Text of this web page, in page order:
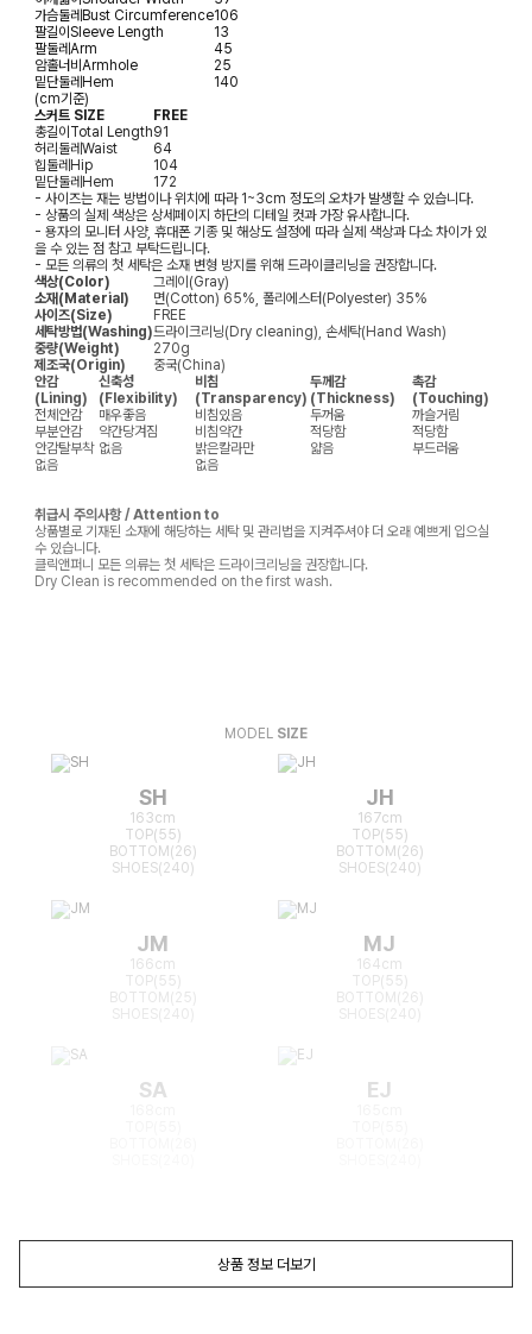
가슴둘레Bust Circumference106
팔길이Sleeve Length
13
팔둘레Arm
45
암홀너비Armhole
25
밑단둘레Hem
140
(cm기준)
스커트 SIZE
FREE
총길이Total Length91
허리둘레Waist
64
힙둘레Hip
104
밑단둘레Hem
172
- 사이즈는 재는 방법이나 위치에 따라 1~3cm 정도의 오차가 발생할 수 있습니다.
- 상품의 실제 색상은 상세페이지 하단의 디테일 컷과 가장 유사합니다.
- 용자의 모니터 사양, 휴대폰 기종 및 해상도 설정에 따라 실제 색상과 다소 차이가 있
을 수 있는 점 참고 부탁드립니다.
- 모든 의류의 첫 세탁은 소재 변형 방지를 위해 드라이클리닝을 권장합니다.
색상(Color)
그레이(Gray)
소재(Material)
면(Cotton) 65%, 폴리에스터(Polyester) 35%
사이즈(Size)
FREE
세탁방법(Washing)드라이크리닝(Dry cleaning), 손세탁(Hand Wash)
중량(Weight)
270g
제조국(Origin)
중국(China)
안감
(Lining)
신축성
(Flexibility)
비침
(Transparency)
두께감
(Thickness)
촉감
(Touching)
전체안감
매우좋음 비침있음 두꺼움
까슬거림
부분안감
약간당겨짐 비침약간 적당함
적당함
안감탈부착 없음 밝은칼라만 얇음
부드러움
없음
없음
취급시 주의사항 / Attention to
상품별로 기재된 소재에 해당하는 세탁 및 관리법을 지켜주셔야 더 오래 예쁘게 입으실
수 있습니다.
클릭앤퍼니 모든 의류는 첫 세탁은 드라이크리닝을 권장합니다.
Dry Clean is recommended on the first wash.
MODEL SIZE
SH
163cm
TOP(55)
BOTTOM(26)
SHOES(240)
JH
167cm
TOP(55)
BOTTOM(26)
SHOES(240)
JM
166cm
TOP(55)
BOTTOM(25)
MJ
164cm
TOP(55)
BOTTOM(26)
SA EJ
상품 정보 더보기